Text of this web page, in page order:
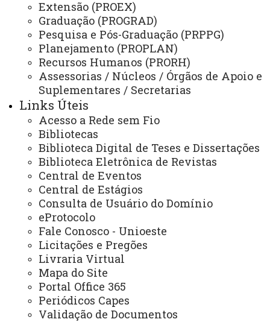
Extensão (PROEX)
Graduação (PROGRAD)
Pesquisa e Pós-Graduação (PRPPG)
Planejamento (PROPLAN)
Recursos Humanos (PRORH)
Assessorias / Núcleos / Órgãos de Apoio e
Suplementares / Secretarias
Links Úteis
Acesso a Rede sem Fio
Bibliotecas
Biblioteca Digital de Teses e Dissertações
Biblioteca Eletrônica de Revistas
Central de Eventos
Central de Estágios
Consulta de Usuário do Domínio
eProtocolo
Fale Conosco - Unioeste
Licitações e Pregões
Livraria Virtual
Mapa do Site
Portal Office 365
Periódicos Capes
Validação de Documentos
REITORIA
Secretaria Geral
Gabinete Reitoria
Secretaria dos Conselhos Superiores
PRÓ-REITORIAS
Administração e Finanças
Extensão
Graduação
Pesquisa/Pós Graduação
Recursos Humanos
Planejamento
ASSESSORIAS
Assistência Estudantil